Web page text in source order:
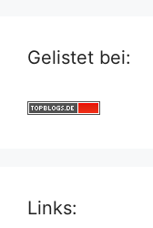
Gelistet bei:
Links: